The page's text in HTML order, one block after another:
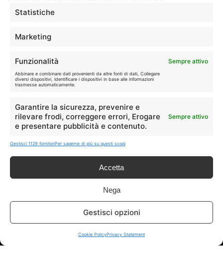
Statistiche
Marketing
Funzionalità Sempre attivo
Abbinare e combinare dati provenienti da altre fonti di dati, Collegare
diversi dispositivi, Identificare i dispositivi in base alle informazioni
trasmesse automaticamente.
Garantire la sicurezza, prevenire e
rilevare frodi, correggere errori, Erogare
e presentare pubblicità e contenuto.
Sempre attivo
Gestisci 1129 fornitoriPer saperne di più su questi scopi
Accetta
Nega
Gestisci opzioni
Cookie PolicyPrivacy Statement
Disclaimer
segnalate possono subire variazioni: verifica sempre le condizioni
In qualità di Affiliato Amazon ed eBay, Tariffando riceve un